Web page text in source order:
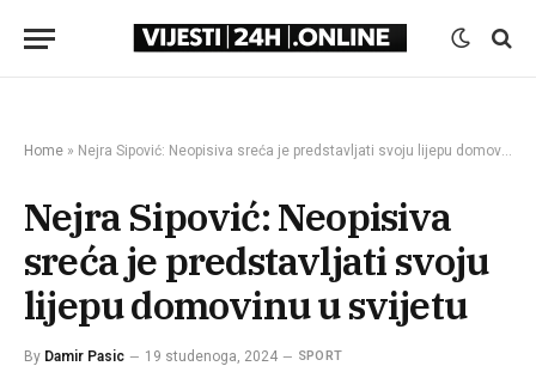
Home » Nejra Sipović: Neopisiva sreća je predstavljati svoju lijepu domovinu u svijetu
Nejra Sipović: Neopisiva
sreća je predstavljati svoju
lijepu domovinu u svijetu
By Damir Pasic 19 studenoga, 2024 SPORT